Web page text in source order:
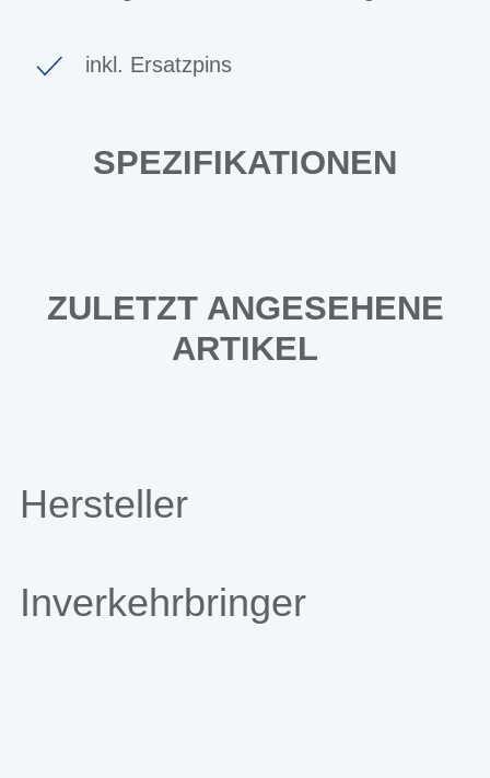
inkl. Ersatzpins
SPEZIFIKATIONEN
ZULETZT ANGESEHENE
ARTIKEL
Hersteller
Inverkehrbringer